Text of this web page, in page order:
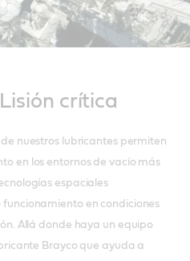
crítica
nuestros lubricantes permiten
en los entornos de vacío más
espaciales
en condiciones
Allá donde haya un equipo
Brayco que ayuda a